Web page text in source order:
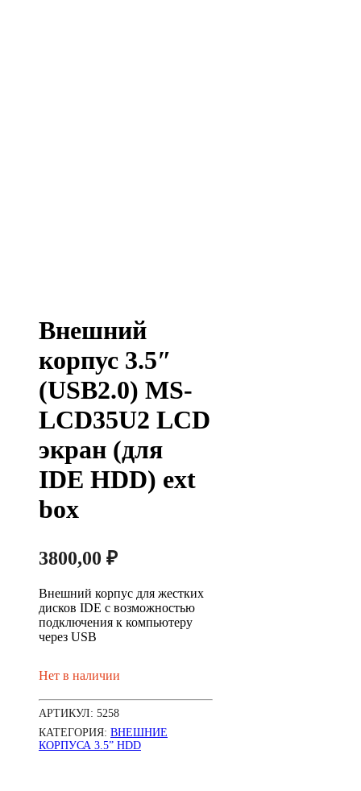
Внешний
корпус 3.5″
(USB2.0) MS-
LCD35U2 LCD
экран (для
IDE HDD) ext
box
3800,00 ₽
Внешний корпус для жестких
дисков IDE с возможностью
подключения к компьютеру
через USB
Нет в наличии
АРТИКУЛ: 5258
КАТЕГОРИЯ: ВНЕШНИЕ
КОРПУСА 3.5” HDD